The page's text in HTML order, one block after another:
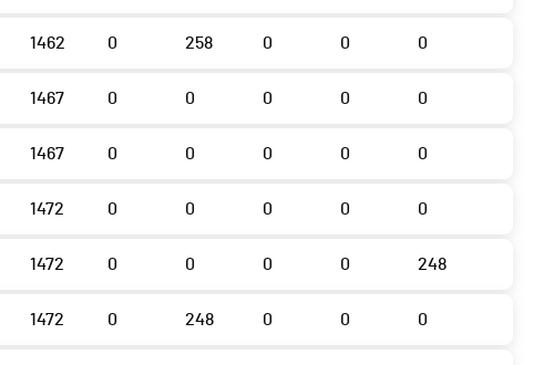
1462 0 258 0 0 0
1467 0 0 0 0 0
1467 0 0 0 0 0
1472 0 0 0 0 0
1472 0 0 0 0 248
1472 0 248 0 0 0